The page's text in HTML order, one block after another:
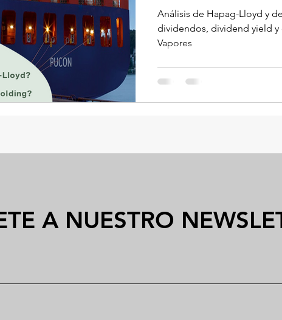
Análisis de Hapag-Lloyd y
dividendos, dividend yield
Vapores
A NUESTRO